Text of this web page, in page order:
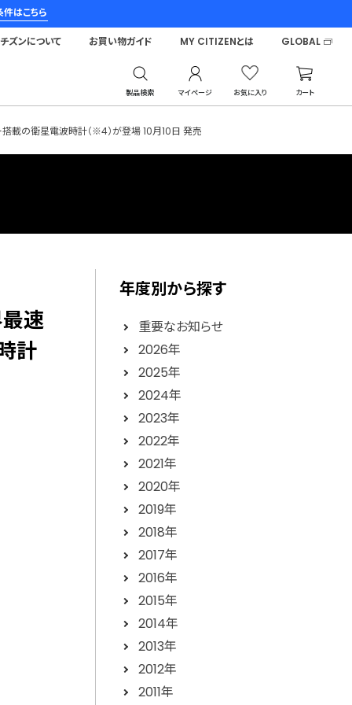
はこちら
製品検索 マイページ お気に入り カート
ズンについて お買い物ガイド MY CITIZENとは GLOBAL
搭載の衛星電波時計（※4）が登場 10月10日 発売
最速
計
年度別から探す
重要なお知らせ
2026年
2025年
2024年
2023年
2022年
2021年
2020年
2019年
2018年
2017年
2016年
2015年
2014年
2013年
2012年
2011年